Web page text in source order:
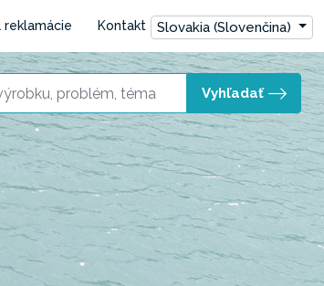
reklamácie Kontakt Slovakia (Slovenčina)
Vyhľadať